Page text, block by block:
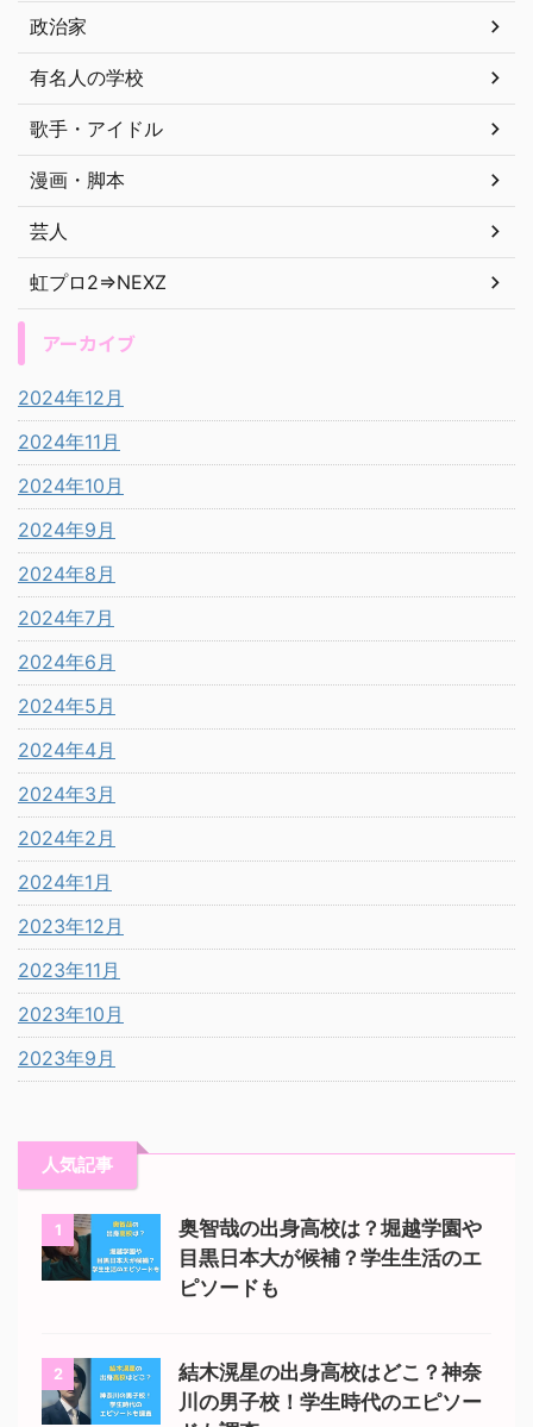
政治家
有名人の学校
歌手・アイドル
漫画・脚本
芸人
虹プロ2⇒NEXZ
アーカイブ
2024年12月
2024年11月
2024年10月
2024年9月
2024年8月
2024年7月
2024年6月
2024年5月
2024年4月
2024年3月
2024年2月
2024年1月
2023年12月
2023年11月
2023年10月
2023年9月
人気記事
1
奥智哉の出身高校は？堀越学園や
目黒日本大が候補？学生生活のエ
ピソードも
2
結木滉星の出身高校はどこ？神奈
川の男子校！学生時代のエピソー